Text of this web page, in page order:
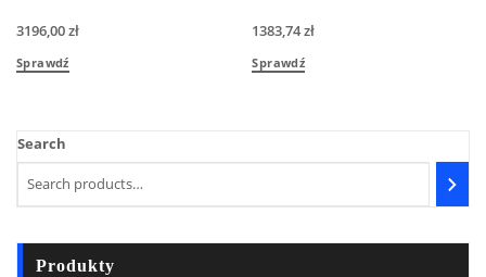
3196,00zł
Sprawdź
1383,74zł
Sprawdź
Search
Produkty